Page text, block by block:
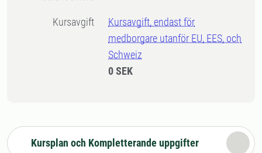
Kursavgift
Kursavgift, endast för
medborgare utanför EU, EES, och
Schweiz
0 SEK
Kursplan och Kompletterande uppgifter